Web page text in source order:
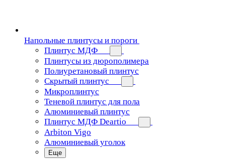
Напольные плинтусы и пороги
Плинтус МДФ
Плинтусы из дюрополимера
Полиуретановый плинтус
Скрытый плинтус
Микроплинтус
Теневой плинтус для пола
Алюминиевый плинтус
Плинтус МДФ Deartio
Arbiton Vigo
Алюминиевый уголок
Еще